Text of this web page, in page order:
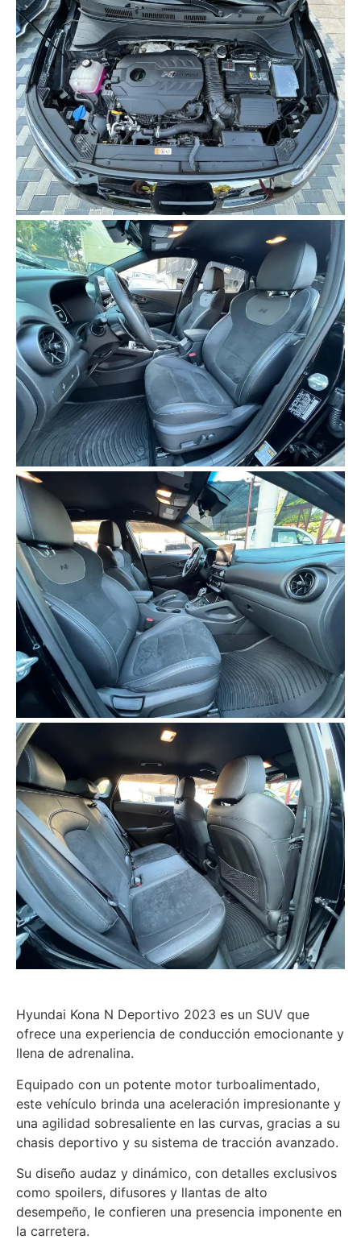
Hyundai Kona N Deportivo 2023 es un SUV que
ofrece una experiencia de conducción emocionante y
llena de adrenalina.
Equipado con un potente motor turboalimentado,
este vehículo brinda una aceleración impresionante y
una agilidad sobresaliente en las curvas, gracias a su
chasis deportivo y su sistema de tracción avanzado.
Su diseño audaz y dinámico, con detalles exclusivos
como spoilers, difusores y llantas de alto
desempeño, le confieren una presencia imponente en
la carretera.